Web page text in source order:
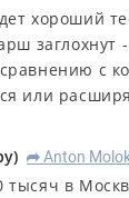
хороший
с
или
) R Anton
тысяч в